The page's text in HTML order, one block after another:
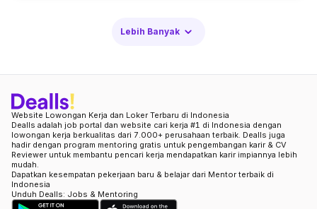
Lebih Banyak
Website Lowongan Kerja dan Loker Terbaru di Indonesia
Dealls adalah job portal dan website cari kerja #1 di Indonesia dengan
lowongan kerja berkualitas dari 7.000+ perusahaan terbaik. Dealls juga
hadir dengan program mentoring gratis untuk pengembangan karir & CV
Reviewer untuk membantu pencari kerja mendapatkan karir impiannya lebih
mudah.
Dapatkan kesempatan pekerjaan baru & belajar dari Mentor terbaik di
Indonesia
Unduh Dealls: Jobs & Mentoring